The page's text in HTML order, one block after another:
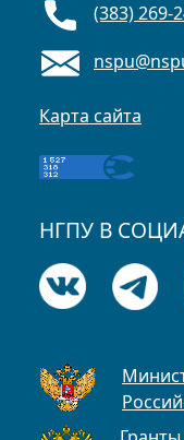
(383) 269-
Карта сайта
НГПУ В